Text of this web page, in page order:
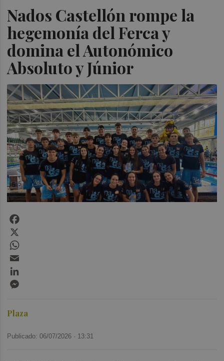
Nados Castellón rompe la
hegemonía del Ferca y
domina el Autonómico
Absoluto y Júnior
Plaza
Publicado: 06/07/2026 · 13:31